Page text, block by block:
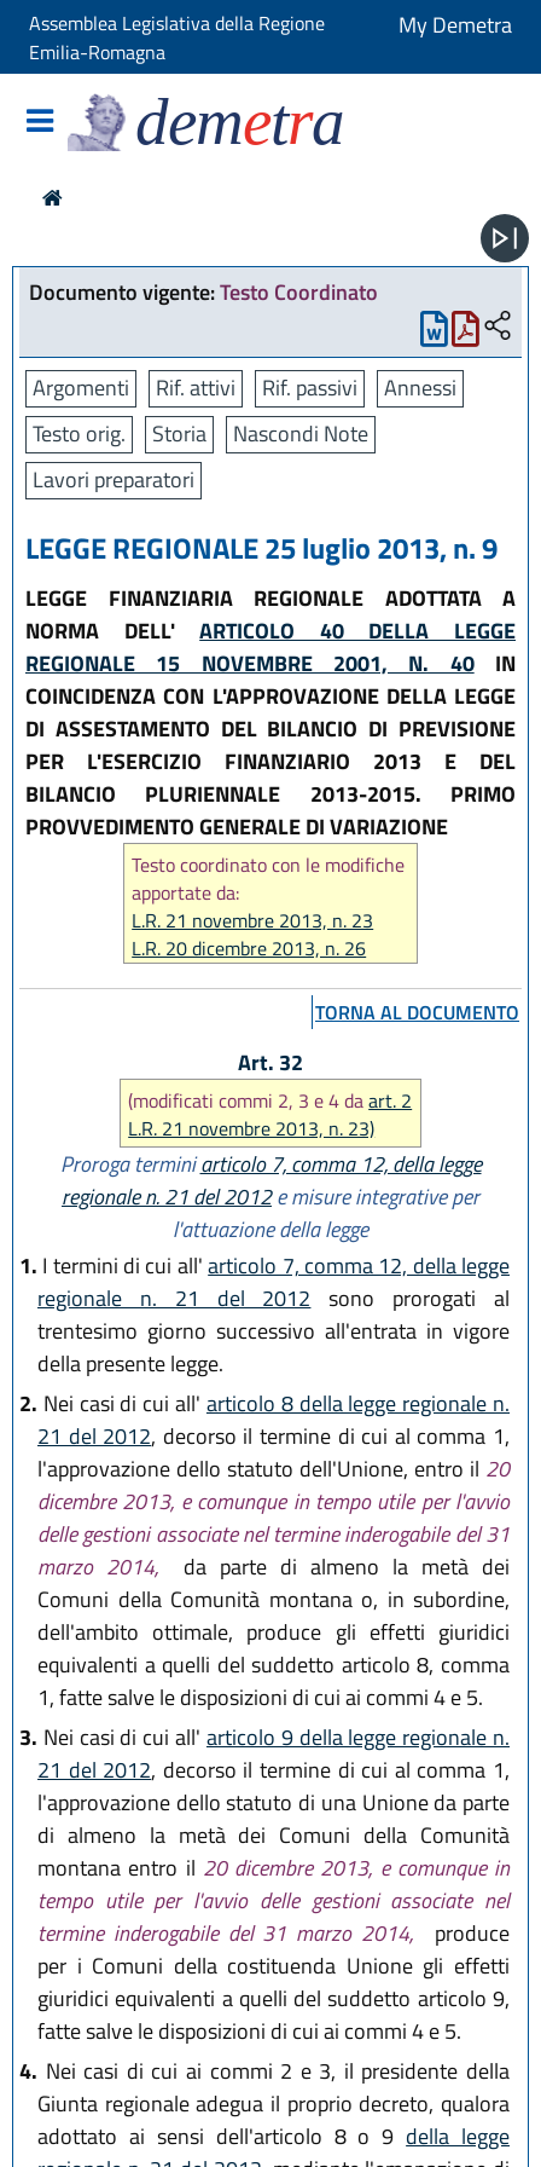
Assemblea Legislativa della Regione
Emilia-Romagna
My Demetra
demetra
Documento vigente:Testo Coordinato
Argomenti Rif. attivi Rif. passivi
Annessi
Testo orig.
Storia
Nascondi Note
Lavori preparatori
LEGGE REGIONALE 25 luglio 2013, n. 9
LEGGE FINANZIARIA REGIONALE ADOTTATA A
NORMA DELL'ARTICOLO 40 DELLA LEGGE
REGIONALE 15 NOVEMBRE 2001, N. 40IN
COINCIDENZA CON L'APPROVAZIONE DELLA LEGGE
DI ASSESTAMENTO DEL BILANCIO DI PREVISIONE
PER L'ESERCIZIO FINANZIARIO 2013 E DEL
BILANCIO PLURIENNALE 2013-2015. PRIMO
PROVVEDIMENTO GENERALE DI VARIAZIONE
Testo coordinato con le modifiche
apportate da:
L.R. 21 novembre 2013, n. 23
L.R. 20 dicembre 2013, n. 26
TORNA AL DOCUMENTO
Art. 32
(modificati commi 2, 3 e 4 daart. 2
L.R. 21 novembre 2013, n. 23)
Proroga terminiarticolo 7, comma 12, della legge
regionale n. 21 del 2012e misure integrative per
l'attuazione della legge
1. I termini di cui all'articolo 7, comma 12, della legge
regionale n. 21 del 2012 sono prorogati al
trentesimo giorno successivo all'entrata in vigore
della presente legge.
2. Nei casi di cui all' articolo 8 della legge regionale n.
21 del 2012, decorso il termine di cui al comma 1,
l'approvazione dello statuto dell'Unione, entro il 20
dicembre 2013, e comunque in tempo utile per l'avvio
delle gestioni associate nel termine inderogabile del 31
marzo 2014,
da parte di almeno la metà dei
Comuni della Comunità montana o, in subordine,
dell'ambito ottimale, produce gli effetti giuridici
equivalenti a quelli del suddetto articolo 8, comma
1, fatte salve le disposizioni di cui ai commi 4 e 5.
3. Nei casi di cui all' articolo 9 della legge regionale n.
21 del 2012, decorso il termine di cui al comma 1,
l'approvazione dello statuto di una Unione da parte
di almeno la metà dei Comuni della Comunità
montana entro il 20 dicembre 2013, e comunque in
tempo utile per l'avvio delle gestioni associate nel
termine inderogabile del 31 marzo 2014,
produce
per i Comuni della costituenda Unione gli effetti
giuridici equivalenti a quelli del suddetto articolo 9,
fatte salve le disposizioni di cui ai commi 4 e 5.
4. Nei casi di cui ai commi 2 e 3, il presidente della
Giunta regionale adegua il proprio decreto, qualora
adottato ai sensi dell'articolo 8 o 9 della legge